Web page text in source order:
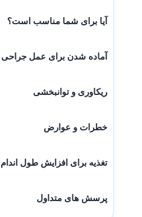
آیا برای شما مناسب است؟
آماده شدن برای عمل جراحی
ریکاوری و توانبخشی
خطرات و عوارض
تغذیه برای افزایش طول اندام
پرسش های متداول